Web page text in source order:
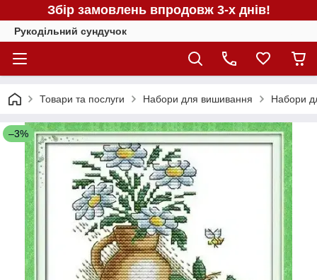
Збір замовлень впродовж 3-х днів!
Рукодільний сундучок
Товари та послуги Набори для вишивання Набори
–3%